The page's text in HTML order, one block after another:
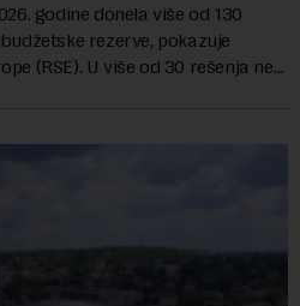
godine donela više od 130
rezerve, pokazuje
(RSE). U više od 30 rešenja ne